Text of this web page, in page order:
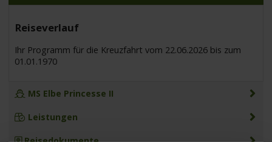
Reiseverlauf
Ihr Programm für die Kreuzfahrt vom 22.06.2026 bis zum
01.01.1970
MS Elbe Princesse II
Leistungen